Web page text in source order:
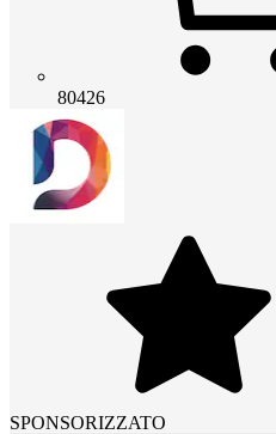
80426
SPONSORIZZATO